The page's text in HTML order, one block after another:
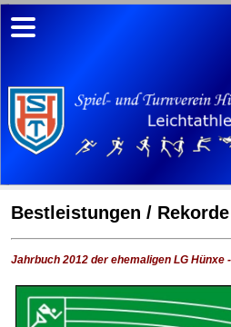
Bestleistungen / Rekorde
Jahrbuch 2012 der ehemaligen LG Hünxe